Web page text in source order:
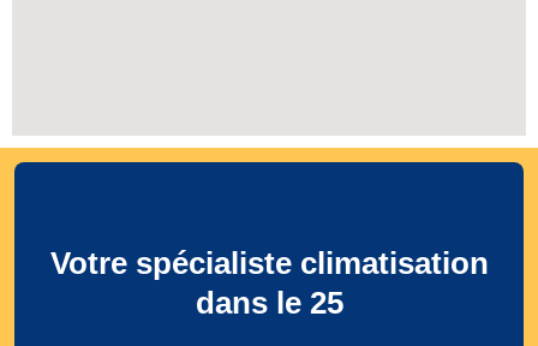
Votre spécialiste climatisation
dans le 25